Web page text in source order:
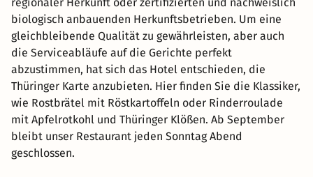
biologisch anbauenden Herkunftsbetrieben. Um eine
gleichbleibende Qualität zu gewährleisten, aber auch
die Serviceabläufe auf die Gerichte perfekt
abzustimmen, hat sich das Hotel entschieden, die
Thüringer Karte anzubieten. Hier finden Sie die Klassiker,
wie Rostbrätel mit Röstkartoffeln oder Rinderroulade
mit Apfelrotkohl und Thüringer Klößen. Ab September
bleibt unser Restaurant jeden Sonntag Abend
geschlossen.